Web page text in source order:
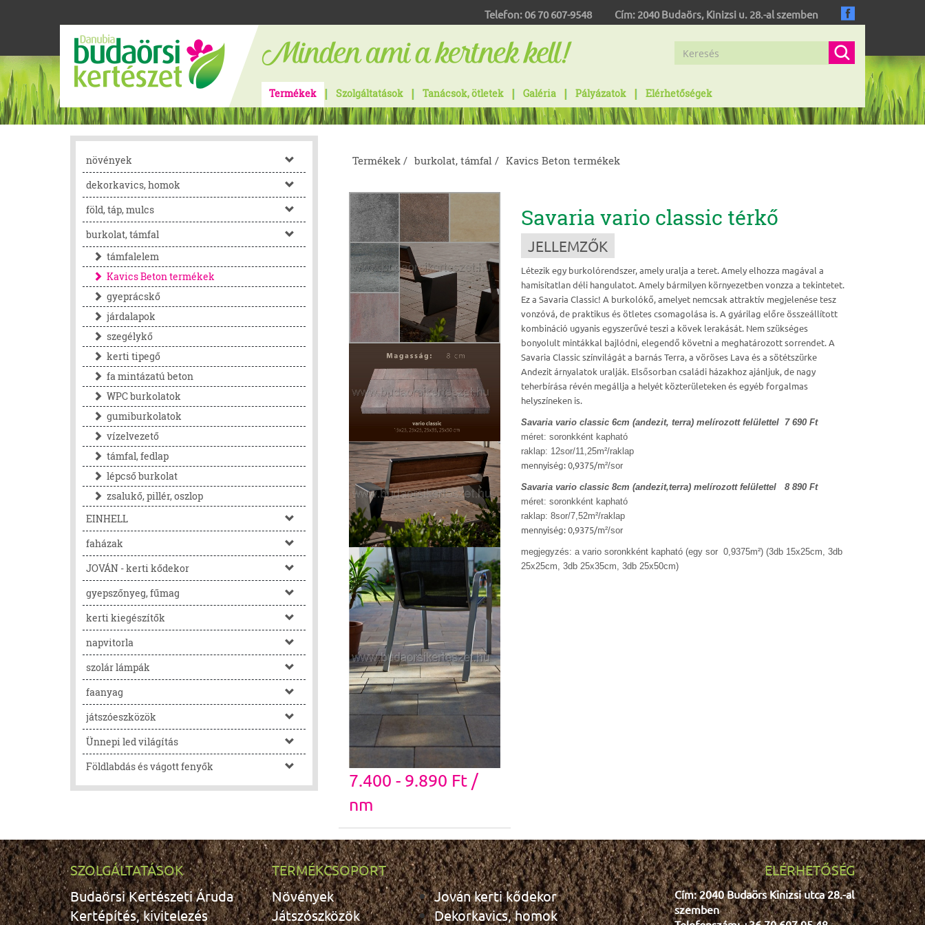
Telefon:06 70 607-9548 Cím: 2040 Budaörs, Kinizsi u. 28.-al szemben
Termékek Szolgáltatások Tanácsok, ötletek Galéria Pályázatok Elérhetőségek
növények
dekorkavics, homok
föld, táp, mulcs
burkolat, támfal
támfalelem
Kavics Beton termékek
gyeprácskő
járdalapok
szegélykő
kerti tipegő
fa mintázatú beton
WPC burkolatok
gumiburkolatok
vízelvezető
támfal, fedlap
lépcső burkolat
zsalukő, pillér, oszlop
EINHELL
faházak
JOVÁN - kerti kődekor
gyepszőnyeg, fűmag
kerti kiegészítők
napvitorla
szolár lámpák
faanyag
játszóeszközök
Ünnepi led világítás
Földlabdás és vágott fenyők
Termékek / burkolat, támfal / Kavics Beton termékek
7.400 - 9.890 Ft /
nm
Savaria vario classic térkő
JELLEMZŐK
Létezik egy burkolórendszer, amely uralja a teret. Amely elhozza magával a
hamisítatlan déli hangulatot. Amely bármilyen környezetben vonzza a tekintetet.
Ez a Savaria Classic! A burkolókő, amelyet nemcsak attraktív megjelenése tesz
vonzóvá, de praktikus és ötletes csomagolása is. A gyárilag előre összeállított
kombináció ugyanis egyszerűvé teszi a kövek lerakását. Nem szükséges
bonyolult mintákkal bajlódni, elegendő követni a meghatározott sorrendet. A
Savaria Classic színvilágát a barnás Terra, a vöröses Lava és a sötétszürke
Andezit árnyalatok uralják. Elsősorban családi házakhoz ajánljuk, de nagy
teherbírása révén megállja a helyét közterületeken és egyéb forgalmas
helyszíneken is.
Savaria vario classic 6cm (andezit, terra) melírozott felülettel 7 690 Ft
méret: soronkként kapható
raklap: 12sor/11,25m²/raklap
mennyiség:0,9375/m²/sor
Savaria vario classic 8cm (andezit,terra) melírozott felülettel 8 890 Ft
méret: soronkként kapható
raklap: 8sor/7,52m²/raklap
mennyiség:0,9375/m²/sor
megjegyzés: a vario soronkként kapható (egy sor 0,9375m²) (3db 15x25cm, 3db
25x25cm, 3db 25x35cm, 3db 25x50cm)
SZOLGÁLTATÁSOK
Budaörsi Kertészeti Áruda
Kertépítés, kivitelezés
TERMÉKCSOPORT
Növények
Jován kerti kődekor
Játszószközök
Dekorkavics, homok
ELÉRHETŐSÉG
Cím: 2040 Budaörs Kinizsi utca 28.-al
szemben